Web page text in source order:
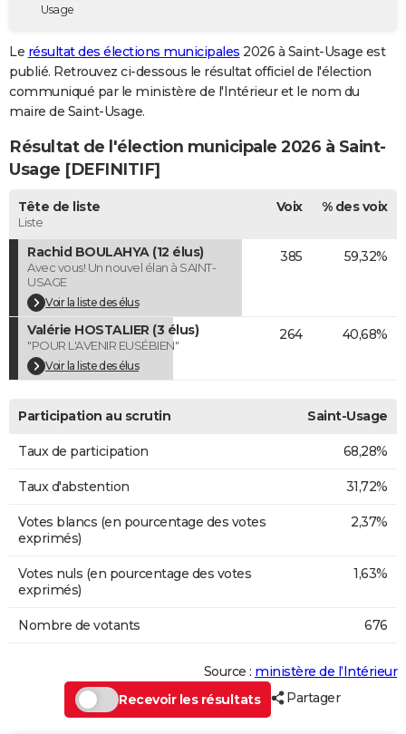
Destinations
City break
Voyage nature
Voyage de noces
Forum
GUIDES D'ACHAT
BONS PLANS
Carte de Noël
Carte Bonne année
Carte Saint-Valentin
Carte Pâques
Carte d'anniversaire
DICTIONNAIRE
Dictionnaire
Biographies
Citations
Expressions
Proverbes
PROGRAMME TV
COPAINS D'AVANT
S'inscrire
Se connecter
Lycées
Collèges
Primaires
Universités
Entreprises
Service militaire
Avis de recherche
AVIS DE DÉCÈS
FORUM
Bricolage
Lifestyle
Culture
Sport
Auto
Television
Voyage
Cinema
Usage
Le résultat des élections municipales 2026 à Saint-Usage est
publié. Retrouvez ci-dessous le résultat officiel de l'élection
communiqué par le ministère de l'Intérieur et le nom du
maire de Saint-Usage.
Résultat de l'élection municipale 2026 à Saint-
Usage [DEFINITIF]
Tête de liste
Liste
Voix % des voix
Rachid BOULAHYA (12 élus)
Avec vous! Un nouvel élan à SAINT-
USAGE
Voir la liste des élus
385 59,32%
Valérie HOSTALIER (3 élus)
"POUR L'AVENIR EUSÉBIEN"
Voir la liste des élus
264 40,68%
Participation au scrutin Saint-Usage
Taux de participation 68,28%
Taux d'abstention 31,72%
Votes blancs (en pourcentage des votes
exprimés)
2,37%
Votes nuls (en pourcentage des votes
exprimés)
1,63%
Nombre de votants 676
Source : ministère de l’Intérieur
Recevoir les résultats
Partager